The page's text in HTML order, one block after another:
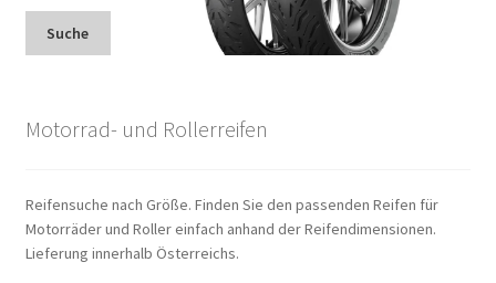
Suche
Motorrad- und Rollerreifen
Reifensuche nach Größe. Finden Sie den passenden Reifen für
Motorräder und Roller einfach anhand der Reifendimensionen.
Lieferung innerhalb Österreichs.